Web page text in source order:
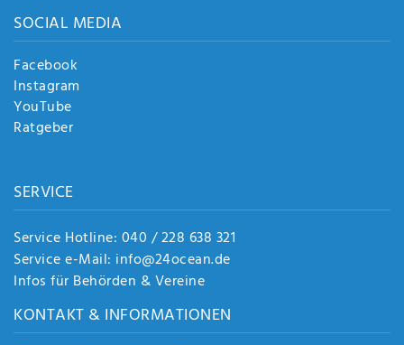
SOCIAL MEDIA
Facebook
Instagram
YouTube
Ratgeber
SERVICE
Service Hotline: 040 / 228 638 321
Service e-Mail: info@24ocean.de
Infos für Behörden & Vereine
KONTAKT & INFORMATIONEN